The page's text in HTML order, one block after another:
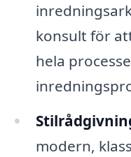
konsult för
hela
modern,